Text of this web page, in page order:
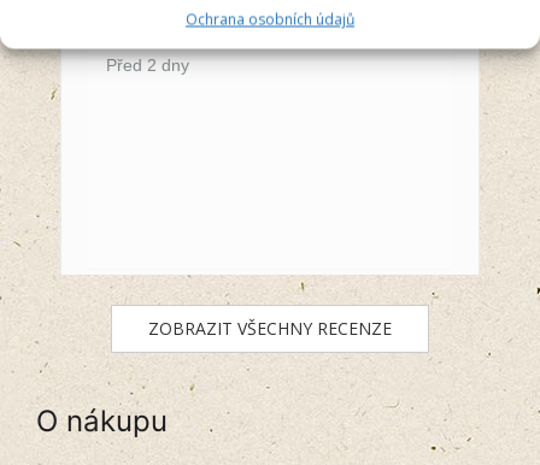
Ochrana osobních údajů
svém místě
Před 2 dny
ZOBRAZIT VŠECHNY RECENZE
O nákupu